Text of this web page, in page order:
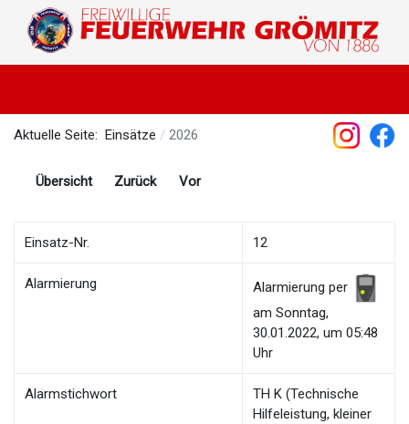
Aktuelle Seite: Einsätze 2026
Übersicht Zurück Vor
Einsatz-Nr. 12
Alarmierung
Alarmierung per
am Sonntag,
30.01.2022, um 05:48
Uhr
Alarmstichwort
TH K (Technische
Hilfeleistung, kleiner